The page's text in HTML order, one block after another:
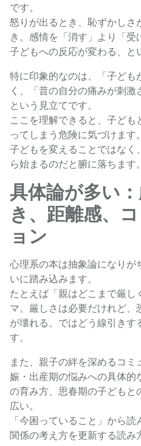
です。
怒りが出るとき、恥ずかしさ
き。感情を「消す」より「
子どもへの反応が変わる、と
特に印象的なのは、「子ども
く、「昔の自分の痛みが刺激
という見立てです。
ここを理解できると、子ども
ってしまう危険に気づけます
子どもを変えることではな
ら始まるのだと腑に落ちます。
具体論が多い
き、距離感、
ョン
心理系の本は抽象論になり
いに踏み込みます。
たとえば「親はどこまで厳
マ。厳しさは必要だけれど
が壊れる。ではどう線引きす
す。
また、親子の絆を深めるコ
娠・出産期の悩みへの具体
の育み方、思春期の子ども
広い。
「今困っていること」から
関係の考え方を更新する読み